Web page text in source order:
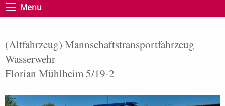
Menu
(Altfahrzeug) Mannschaftstransport­fahrzeug
Wasserwehr
Florian Mühlheim 5/19-2